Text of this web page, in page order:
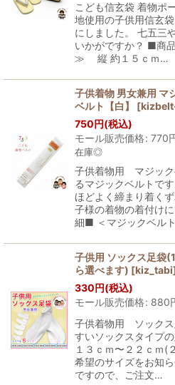
こども信玄袋 着物ポ
地使用の子供用信玄
にしました。 七五三
いかがですか？ ■商
≫ 縦 約１５ｃｍ…
子供着物 男女兼用 マ
ベルト【白】
[
750円(税込)
モール販売価格: 770
在庫◎
子供着物用 マジック
るマジックベルトで
ほどよく締まり着く
子様の着物の着付け
細■ ＜マジックベル
子供用 ソックス足袋
ら選べます) [kiz_tabi
330円(税込)
モール販売価格: 880
子供着物用 ソック
すいソックスタイプ
１３ｃｍ〜２２ｃｍ(
希望のサイズをお知
ですので、ご注文…